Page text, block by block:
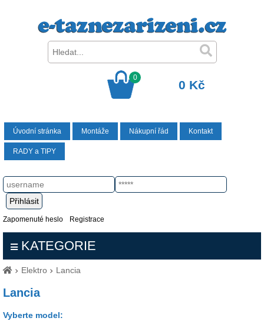
0
0 Kč
Úvodní stránka Montáže Nákupní řád Kontakt
RADY a TIPY
Zapomenuté heslo Registrace
KATEGORIE
Elektro Lancia
Lancia
Vyberte model: